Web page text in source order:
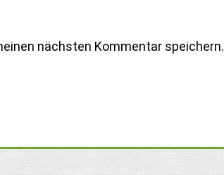
nächsten Kommentar speichern.